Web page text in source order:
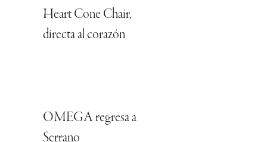
Heart Cone Chair,
directa al corazón
OMEGA regresa a
Serrano